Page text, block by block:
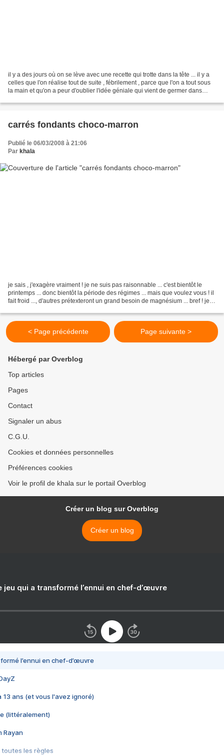
il y a des jours où on se lève avec une recette qui trotte dans la tête ... il y a
celles que l'on réalise tout de suite , fébrilement , parce que l'on a tout sous
la main et qu'on a peur d'oublier l'idée géniale qui vient de germer dans
carrés fondants choco-marron
Publié le 06/03/2008 à 21:06
Par khala
je sais , j'exagère vraiment ! je ne suis pas raisonnable ... c'est bientôt le
printemps ... donc bientôt la période des régimes ... mais que voulez vous ! il
fait froid ..., d'autres prétexteront un grand besoin de magnésium ... bref ! je
< Page précédente Page suivante >
Hébergé par Overblog
Top articles
Pages
Contact
Signaler un abus
C.G.U.
Cookies et données personnelles
Préférences cookies
Voir le profil de khala sur le portail Overblog
Créer un blog sur Overblog
Créer un blog
jeu qui a transformé l’ennui en chef-d’œuvre
l’ennui en chef-d’œuvre
13 ans (et vous l'avez ignoré)
(littéralement)
Rayan
toutes les règles